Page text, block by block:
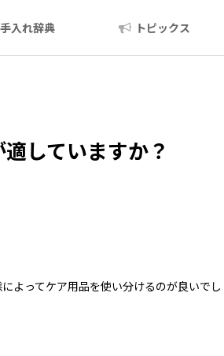
入れ辞典 トピックス
していますか？
よってケア用品を使い分けるのが良いでし